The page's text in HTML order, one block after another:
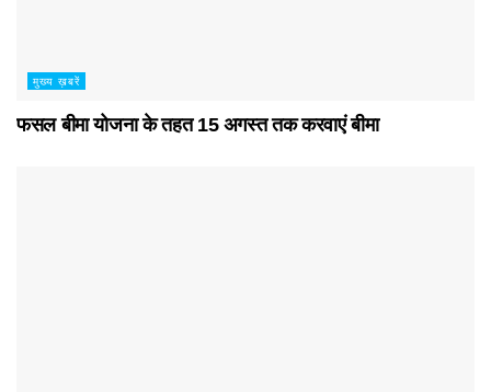
मुख्य ख़बरें
फसल बीमा योजना के तहत 15 अगस्त तक करवाएं बीमा